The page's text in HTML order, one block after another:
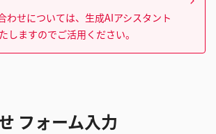
わせについては、生成AIアシスタント
しますのでご活用ください。
フォーム入力